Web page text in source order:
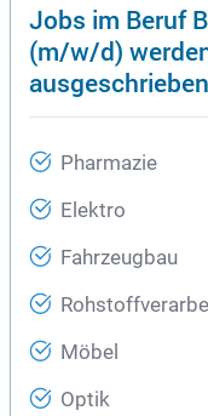
Jobs im Beruf
(m/w/d)
ausgeschrieben
Pharmazie
Elektro
Fahrzeugbau
Möbel
Optik